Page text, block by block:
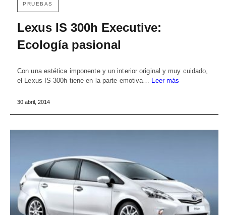
PRUEBAS
Lexus IS 300h Executive:
Ecología pasional
Con una estética imponente y un interior original y muy cuidado,
el Lexus IS 300h tiene en la parte emotiva…
Leer más
30 abril, 2014